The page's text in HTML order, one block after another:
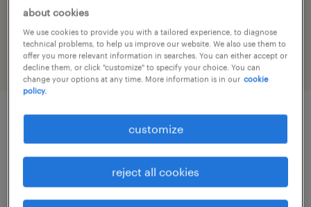
job category
warehousing & distribution
大型免許、フォークリフト、大型トラック
about cookies
We use cookies to provide you with a tailored experience, to diagnose
technical problems, to help us improve our website. We also use them to
offer you more relevant information in searches. You can either accept or
decline them, or click "customize" to specify your choice. You can
change your options at any time. More information is in our cookie
policy.
customize
reject all cookies